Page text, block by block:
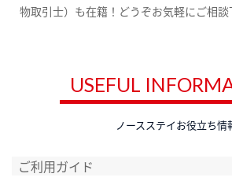
物取引士）も在籍！どうぞお気軽にご相談
USEFUL
ノースステイお役立ち情
ご利用ガイド